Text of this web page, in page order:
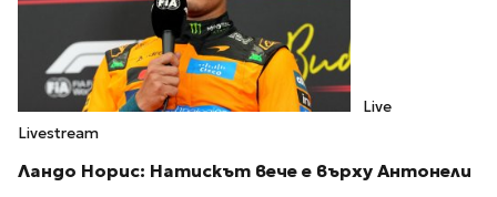
Live
Livestream
Ландо Норис: Натискът вече е върху Антонели